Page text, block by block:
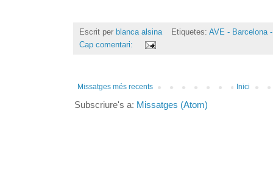
Escrit per blanca alsina Etiquetes: AVE - Barcelona
Cap comentari:
Missatges més recents Inici
Subscriure's a: Missatges (Atom)